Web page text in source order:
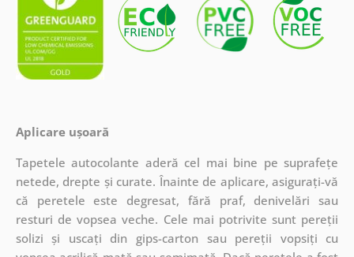
Aplicare ușoară
Tapetele autocolante aderă cel mai bine pe suprafețe
netede, drepte și curate. Înainte de aplicare, asigurați-vă
că peretele este degresat, fără praf, denivelări sau
resturi de vopsea veche. Cele mai potrivite sunt pereții
solizi și uscați din gips-carton sau pereții vopsiți cu